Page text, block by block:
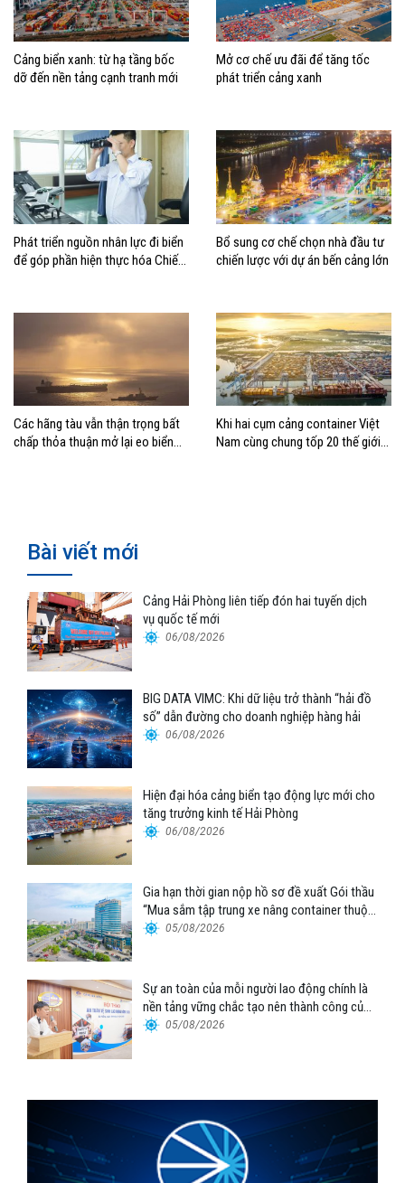
Cảng biển xanh: từ hạ tầng bốc
dỡ đến nền tảng cạnh tranh mới
Mở cơ chế ưu đãi để tăng tốc
phát triển cảng xanh
Phát triển nguồn nhân lực đi biển
để góp phần hiện thực hóa Chiến
Bổ sung cơ chế chọn nhà đầu tư
chiến lược với dự án bến cảng lớn
Các hãng tàu vẫn thận trọng bất
chấp thỏa thuận mở lại eo biển
Khi hai cụm cảng container Việt
Nam cùng chung tốp 20 thế giới
Bài viết mới
Cảng Hải Phòng liên tiếp đón hai tuyến dịch
vụ quốc tế mới
06/08/2026
BIG DATA VIMC: Khi dữ liệu trở thành “hải đồ
số” dẫn đường cho doanh nghiệp hàng hải
06/08/2026
Hiện đại hóa cảng biển tạo động lực mới cho
tăng trưởng kinh tế Hải Phòng
06/08/2026
Gia hạn thời gian nộp hồ sơ đề xuất Gói thầu
“Mua sắm tập trung xe nâng container thuộc
Tổng công ty Hàng hải Việt Nam – CTCP”
05/08/2026
Sự an toàn của mỗi người lao động chính là
nền tảng vững chắc tạo nên thành công của
Cảng Đà Nẵng
05/08/2026